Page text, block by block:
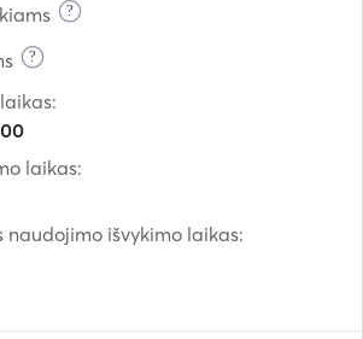
?
?
laikas:
naudojimo išvykimo laikas: